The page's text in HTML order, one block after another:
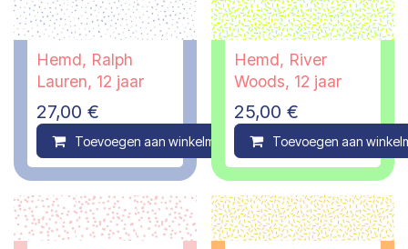
Hemd, Ralph
Lauren, 12 jaar
27,00 €
Toevoegen aan winkelmandje Compare
Hemd, River
Woods, 12 jaar
25,00 €
Toevoegen aan